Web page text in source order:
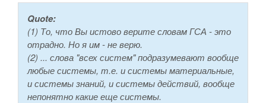
Quote:
(1) То, что Вы истово верите словам ГСА - это
отрадно. Но я им - не верю.
(2) ... слова "всех систем" подразумевают вообще
любые системы, т.е. и системы материальные,
и системы знаний, и системы действий, вообще
непонятно какие еще системы.